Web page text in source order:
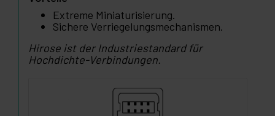
Extreme Miniaturisierung.
Sichere Verriegelungsmechanismen.
Hirose ist der Industriestandard für
Hochdichte-Verbindungen.